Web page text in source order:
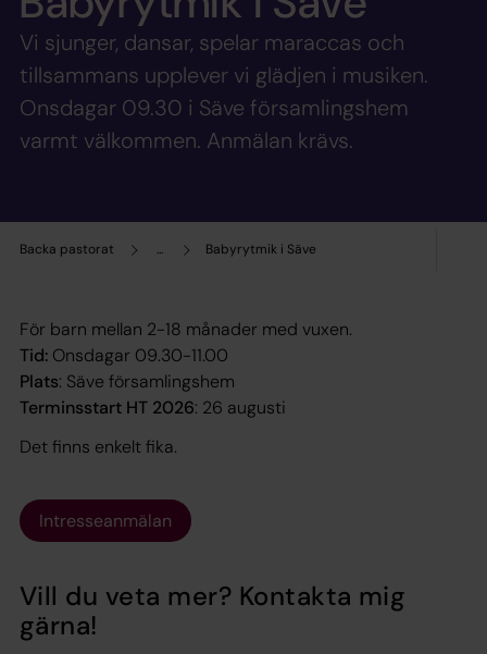
Backa pastorat ... Babyrytmik i Säve
Vi sjunger, dansar, spelar maraccas och
tillsammans upplever vi glädjen i musiken.
Onsdagar 09.30 i Säve församlingshem
varmt välkommen. Anmälan krävs.
För barn mellan 2-18 månader med vuxen.
Tid: Onsdagar 09.30-11.00
Plats: Säve församlingshem
Terminsstart HT 2026: 26 augusti
Det finns enkelt fika.
Intresseanmälan
Vill du veta mer? Kontakta mig
gärna!